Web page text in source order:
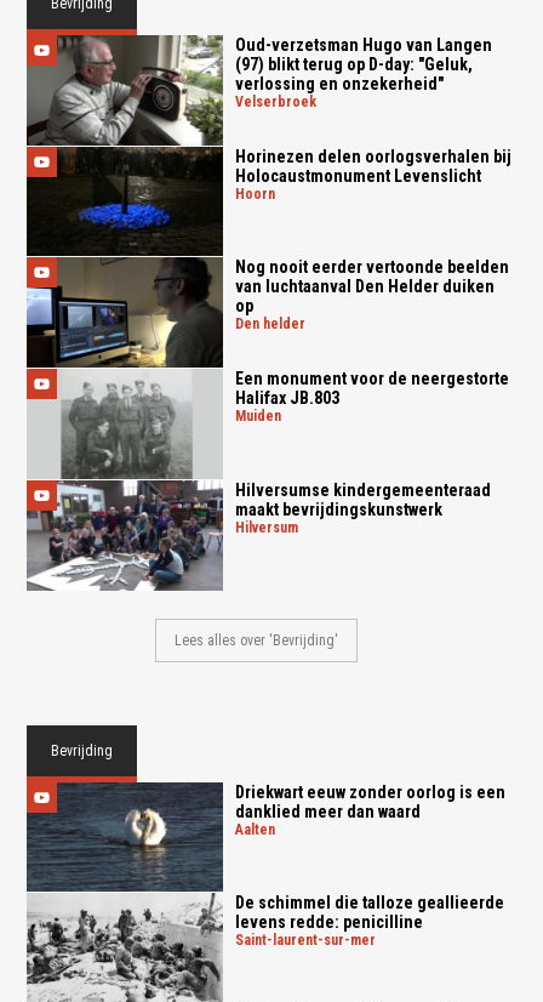
Bevrijding
Oud-verzetsman Hugo van Langen
(97) blikt terug op D-day: "Geluk,
verlossing en onzekerheid"
velserbroek
Horinezen delen oorlogsverhalen bij
Holocaustmonument Levenslicht
hoorn
Nog nooit eerder vertoonde beelden
van luchtaanval Den Helder duiken
op
den helder
Een monument voor de neergestorte
Halifax JB.803
muiden
Hilversumse kindergemeenteraad
maakt bevrijdingskunstwerk
hilversum
Lees alles over 'Bevrijding'
Bevrijding
Driekwart eeuw zonder oorlog is een
danklied meer dan waard
aalten
De schimmel die talloze geallieerde
levens redde: penicilline
saint-laurent-sur-mer